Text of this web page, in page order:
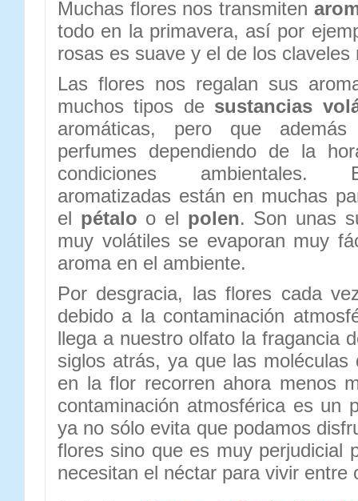
Muchas flores nos transmiten
todo en la primavera, así por
rosas es suave y el de los claveles
Las flores nos regalan sus
muchos tipos desustancias
aromáticas, pero que además
perfumes dependiendo de la
condiciones ambientales.
aromatizadas están en muchas
el pétalo o el polen. Son unas
muy volátiles se evaporan muy
aroma en el ambiente.
Por desgracia, las flores cada
debido a la contaminación
llega a nuestro olfato la fragancia
siglos atrás, ya que las moléculas
en la flor recorren ahora menos
contaminación atmosférica es un
ya no sólo evita que podamos
flores sino que es muy perjudicial
necesitan el néctar para vivir entre